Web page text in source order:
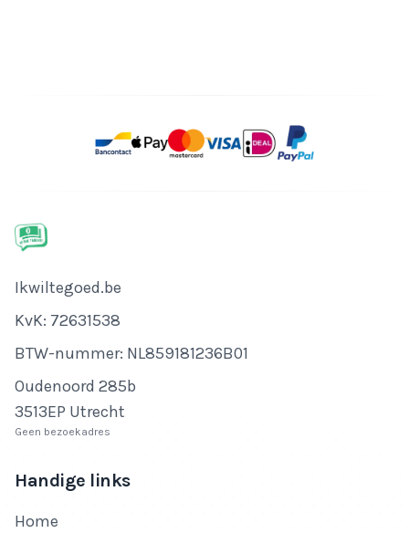
Bedrijfsnaam
Ikwiltegoed.be
KvK-nummer
KvK: 72631538
Btw-nummer
BTW-nummer: NL859181236B01
Adres
Oudenoord 285b
3513EP Utrecht
Geen bezoekadres
Handige links
Home